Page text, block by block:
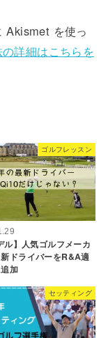
Akismet を使っ
詳細はこちらを
ゴルフレッスン
ル】人気ゴルフメーカ
ドライバーをR&A適
加
セッティング